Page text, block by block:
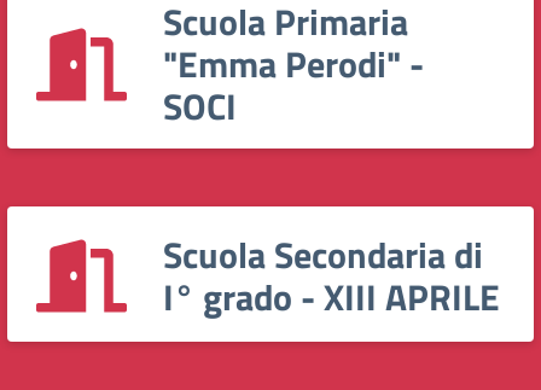
Scuola Primaria
"Emma Perodi" -
SOCI
Scuola Secondaria di
I° grado - XIII APRILE